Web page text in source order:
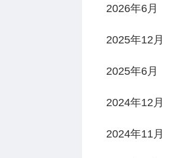
2026年6月
2025年12月
2025年6月
2024年12月
2024年11月